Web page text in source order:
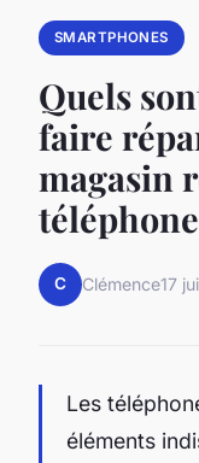
SMARTPHONES
Quels
faire
magasin
C Clémence17
Les
éléments